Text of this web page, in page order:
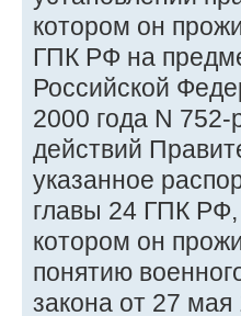
котором он
ГПК РФ на
Российской
2000 года N
действий
указанное
главы 24 ГПК РФ,
котором он
понятию
закона от 27